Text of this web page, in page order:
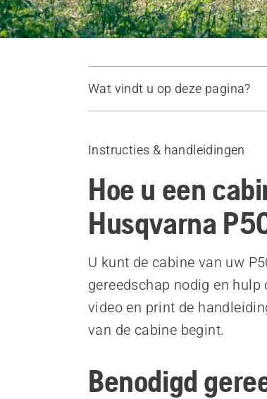
Wat vindt u op deze pagina?
Benodigd gereedschap
Instructies & handleidingen
Hoe u een
Husqvarna
U kunt de cabine van uw
gereedschap nodig en
video en print de
van de cabine begint.
Benodigd